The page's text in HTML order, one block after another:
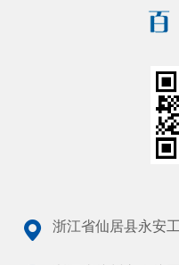
浙江省仙居县永安